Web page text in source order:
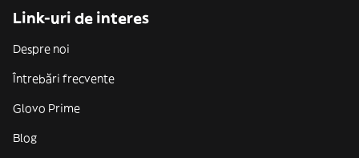
Link-uri de interes
Despre noi
Întrebări frecvente
Glovo Prime
Blog